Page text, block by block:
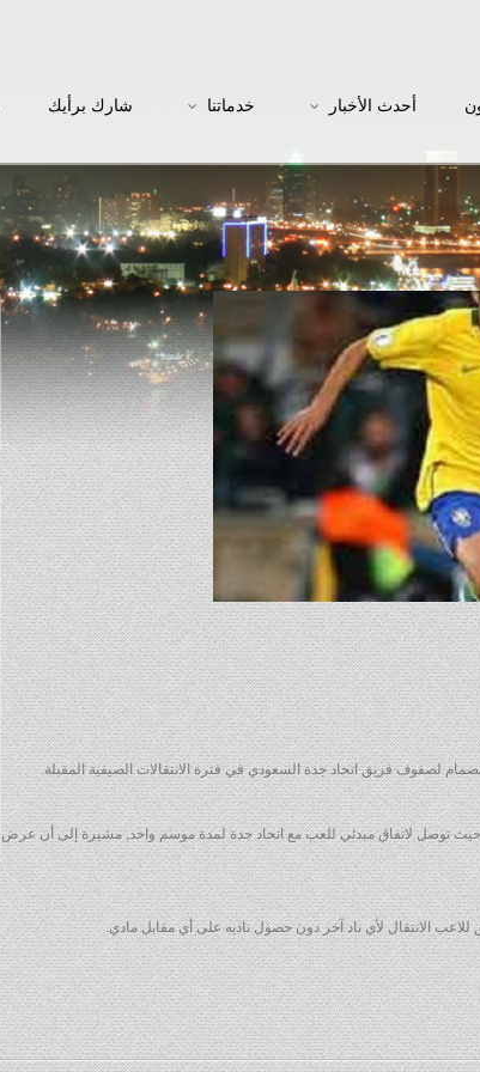
أحدث الأخبار خدماتنا شارك برأيك
لصفوف فريق اتحاد جدة السعودي في فترة الانتقالات الصيفية المقبلة.
حيث توصل لاتفاق مبدئي للعب مع اتحاد جدة لمدة موسم واحد, مشيرة إلى أن عرض
الانتقال لأي ناد آخر دون حصول ناديه على أي مقابل مادي.